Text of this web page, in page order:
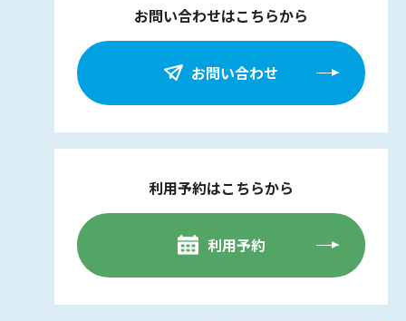
お問い合わせはこちらから
お問い合わせ
利用予約はこちらから
利用予約